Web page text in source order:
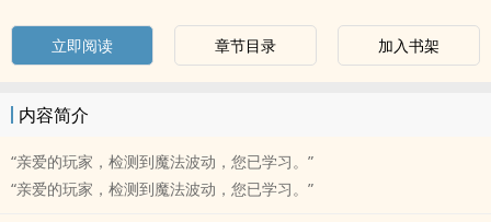
立即阅读 章节目录 加入书架
内容简介
“亲爱的玩家，检测到魔法波动，您已学习。”
“亲爱的玩家，检测到魔法波动，您已学习。”